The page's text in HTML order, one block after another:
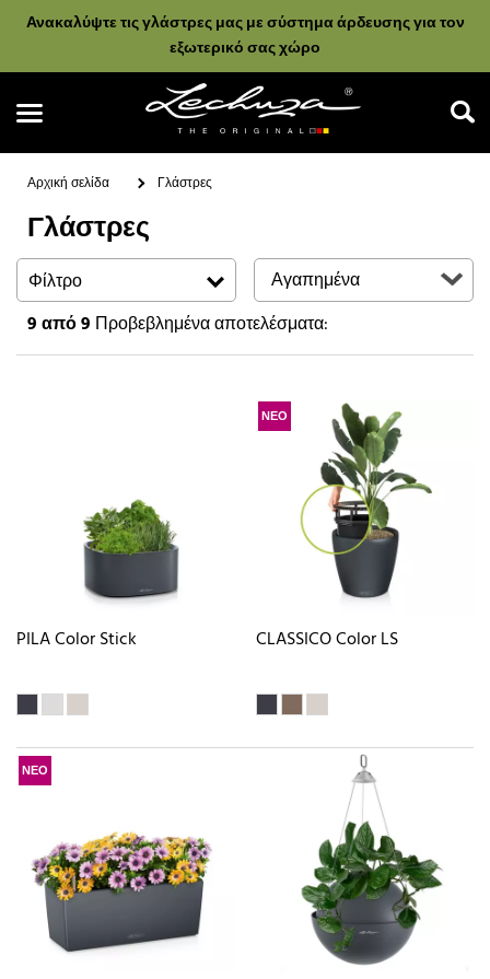
Ανακαλύψτε τις γλάστρες μας με σύστημα άρδευσης για τον
εξωτερικό σας χώρο
Αναζήτηση
Αρχική σελίδα Γλάστρες
Γλάστρες
Φίλτρο
9από 9 Προβεβλημένα αποτελέσματα:
PILA Color Stick
ΝΕΟ
CLASSICO Color LS
ΝΕΟ